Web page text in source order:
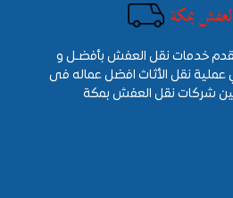
خدمات نقل العفش بأفضـل و
عملية نقل الأثاث افضل عماله فى
بين شركات نقل العفش بمكة